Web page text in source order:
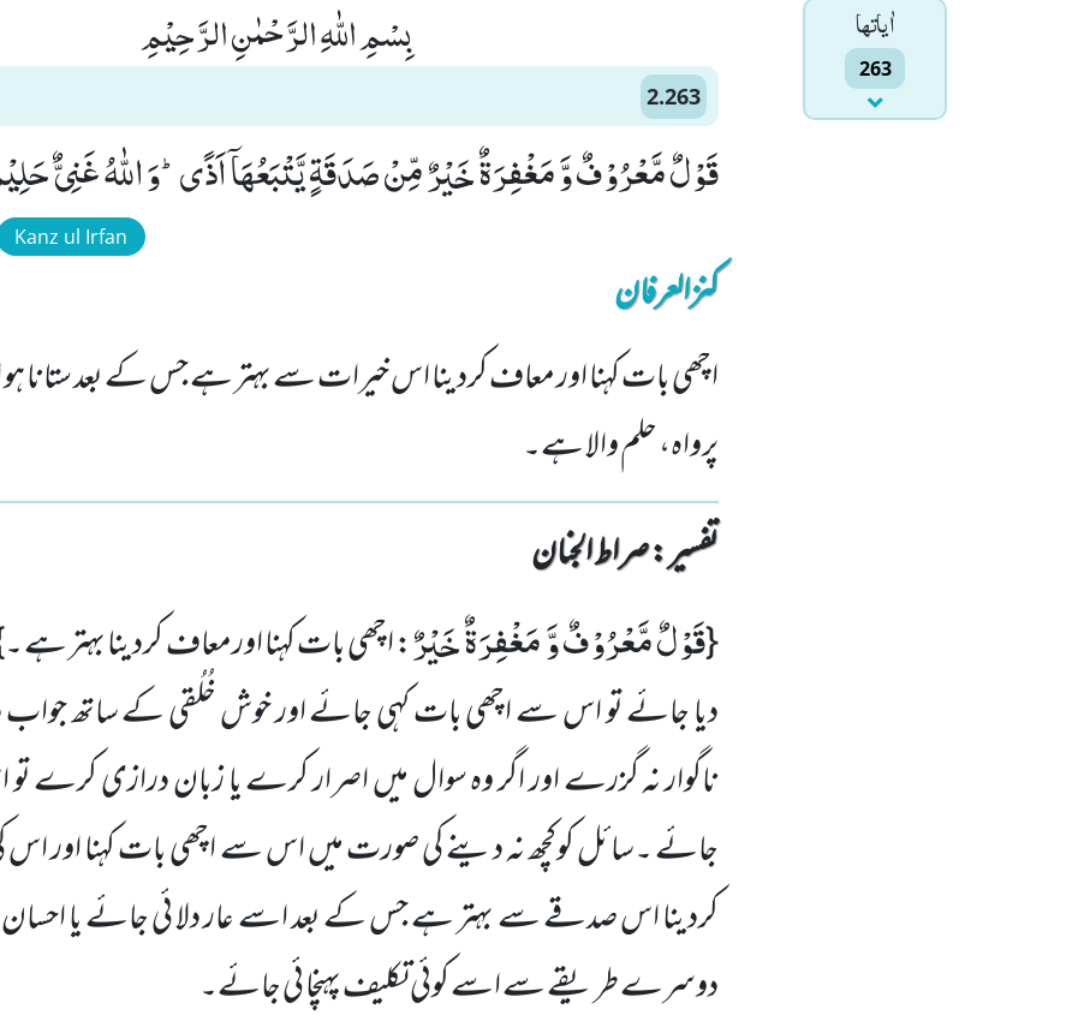
اٰياتها
263
بِسْمِ اللّٰهِ الرَّحْمٰنِ الرَّحِیْمِ
2.263
قَوْلٌ مَّعْرُوْفٌ وَّ مَغْفِرَةٌ خَیْرٌ مِّنْ صَدَقَةٍ یَّتْبَعُهَاۤ اَذًىؕ-وَ اللّٰهُ غَنِیٌّ
Kanz ul Irfan
کنزالعرفان
اچھی بات کہنا اور معاف کردینا اس خیرات سے بہتر ہے جس کے بعد ستانا
پرواہ، حلم والا ہے۔
تفسیر : ‎صراط الجنان
{قَوْلٌ مَّعْرُوْفٌ وَّ مَغْفِرَةٌ خَیْرٌ: اچھی بات کہنا اورمعاف کردینا بہتر ہے
دیا جائے تو اس سے اچھی بات کہی جائے اور خوش خُلُقی کے ساتھ جواب
ناگوار نہ گزرے اور اگر وہ سوال میں اصرار کرے یا زبان درازی کرے
جائے ۔سائل کوکچھ نہ دینے کی صورت میں اس سے اچھی بات کہنا اور اس
کردینا اس صدقے سے بہتر ہے جس کے بعد اسے عار دلا ئی جائے یا احسان
دوسرے طریقے سے اسے کوئی تکلیف پہنچا ئی جائے۔